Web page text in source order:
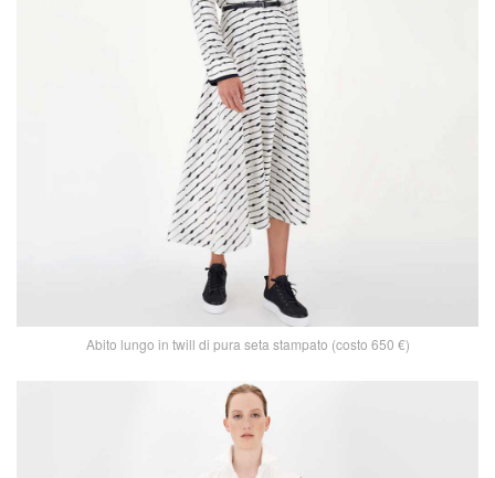
Abito lungo in twill di pura seta stampato (costo 650 €)